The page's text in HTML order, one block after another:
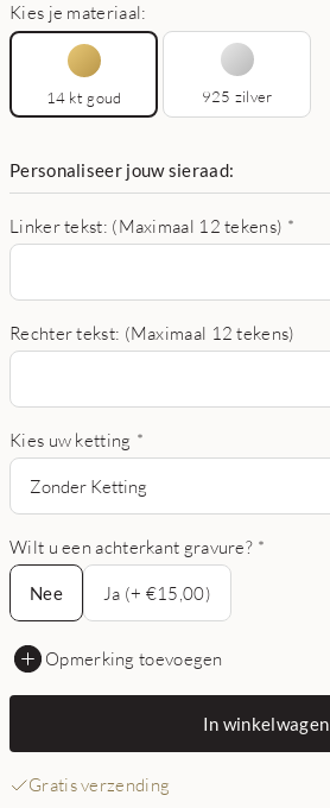
Kies je materiaal:
14 kt goud 925 zilver
Personaliseer jouw sieraad:
Linker tekst: (Maximaal 12 tekens) *
Rechter tekst: (Maximaal 12 tekens)
Kies uw ketting *
Zonder Ketting
Wilt u een achterkant gravure? *
Nee
Nee
Ja (+ €15,00)
Opmerking toevoegen
In winkelwagen
Gratis verzending